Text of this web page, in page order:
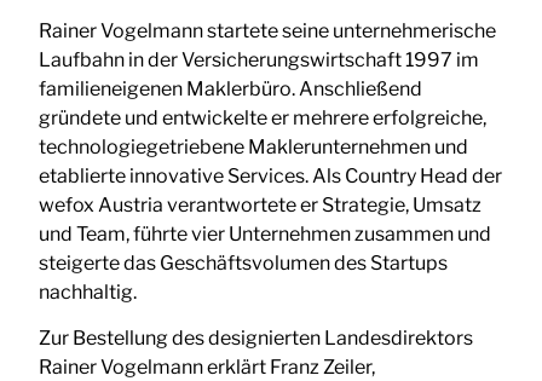
Rainer Vogelmann startete seine unternehmerische
Laufbahn in der Versicherungswirtschaft 1997 im
familieneigenen Maklerbüro. Anschließend
gründete und entwickelte er mehrere erfolgreiche,
technologiegetriebene Maklerunternehmen und
etablierte innovative Services. Als Country Head der
wefox Austria verantwortete er Strategie, Umsatz
und Team, führte vier Unternehmen zusammen und
steigerte das Geschäftsvolumen des Startups
nachhaltig.
Zur Bestellung des designierten Landesdirektors
Rainer Vogelmann erklärt Franz Zeiler,